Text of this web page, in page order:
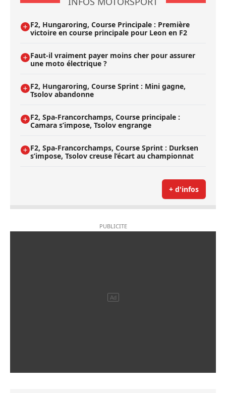
F2, Hungaroring, Course Principale : Première
victoire en course principale pour Leon en F2
Faut-il vraiment payer moins cher pour assurer
une moto électrique ?
F2, Hungaroring, Course Sprint : Mini gagne,
Tsolov abandonne
F2, Spa-Francorchamps, Course principale :
Camara s’impose, Tsolov engrange
F2, Spa-Francorchamps, Course Sprint : Durksen
s’impose, Tsolov creuse l’écart au championnat
+ d'infos